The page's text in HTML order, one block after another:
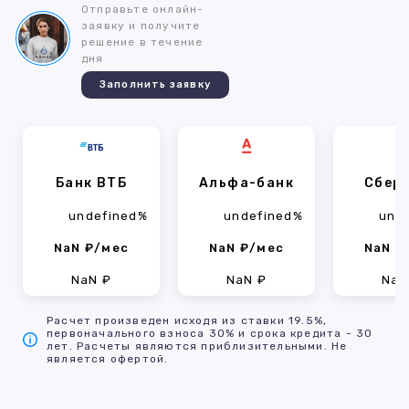
Отправьте онлайн-
заявку и получите
решение в течение
дня
Заполнить заявку
Банк ВТБ
undefined%
NaN ₽/мес
NaN ₽
Альфа-банк
undefined%
NaN ₽/мес
NaN ₽
NaN
Расчет произведен исходя из ставки 19.5%,
первоначального взноса 30% и срока кредита - 30
лет. Расчеты являются приблизительными. Не
является офертой.